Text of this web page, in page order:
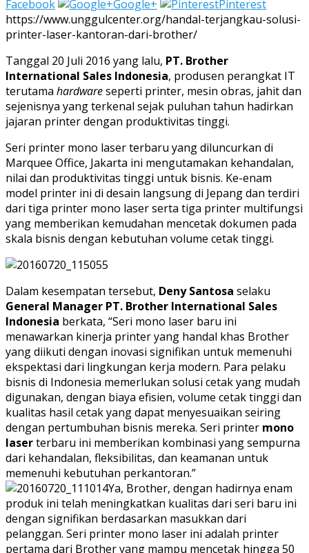
Facebook
Google+
Pinterest
https://www.unggulcenter.org/handal-terjangkau-solusi-
printer-laser-kantoran-dari-brother/
Tanggal 20 Juli 2016 yang lalu, PT. Brother
International Sales Indonesia, produsen perangkat IT
terutama hardwareseperti printer, mesin obras, jahit dan
sejenisnya yang terkenal sejak puluhan tahun hadirkan
jajaran printer dengan produktivitas tinggi.
Seri printer mono laser terbaru yang diluncurkan di
Marquee Office, Jakarta ini mengutamakan kehandalan,
nilai dan produktivitas tinggi untuk bisnis. Ke-enam
model printer ini di desain langsung di Jepang dan terdiri
dari tiga printer mono laser serta tiga printer multifungsi
yang memberikan kemudahan mencetak dokumen pada
skala bisnis dengan kebutuhan volume cetak tinggi.
Dalam kesempatan tersebut, Deny Santosa selaku
General Manager PT. Brother International Sales
Indonesia berkata, “Seri mono laser baru ini
menawarkan kinerja printer yang handal khas Brother
yang diikuti dengan inovasi signifikan untuk memenuhi
ekspektasi dari lingkungan kerja modern. Para pelaku
bisnis di Indonesia memerlukan solusi cetak yang mudah
digunakan, dengan biaya efisien, volume cetak tinggi dan
kualitas hasil cetak yang dapat menyesuaikan seiring
dengan pertumbuhan bisnis mereka. Seri printer mono
laserterbaru ini memberikan kombinasi yang sempurna
dari kehandalan, fleksibilitas, dan keamanan untuk
memenuhi kebutuhan perkantoran.”
Ya, Brother, dengan hadirnya enam
produk ini telah meningkatkan kualitas dari seri baru ini
dengan signifikan berdasarkan masukkan dari
pelanggan. Seri printer mono laser ini adalah printer
pertama dari Brother yang mampu mencetak hingga 50